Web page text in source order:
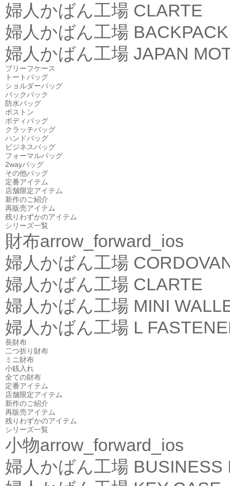
婦人かばん工場 CLARTE
婦人かばん工場 BACKPACK
婦人かばん工場 JAPAN
ブリーフケース
トートバッグ
ショルダーバッグ
バックパック
防水バッグ
ボストン
ボディバッグ
クラッチバッグ
ハンドバッグ
ビジネスバッグ
フォーマルバッグ
2wayバッグ
その他バッグ
定番アイテム
店舗限定アイテム
新作のご紹介
再販売アイテム
残りわずかのアイテム
シリーズ一覧
財布arrow_forward_ios
婦人かばん工場
婦人かばん工場 CLARTE
婦人かばん工場 MINI
婦人かばん工場 L
長財布
二つ折り財布
ミニ財布
小銭入れ
全ての財布
定番アイテム
店舗限定アイテム
新作のご紹介
再販売アイテム
残りわずかのアイテム
シリーズ一覧
小物arrow_forward_ios
婦人かばん工場 BUSINESS